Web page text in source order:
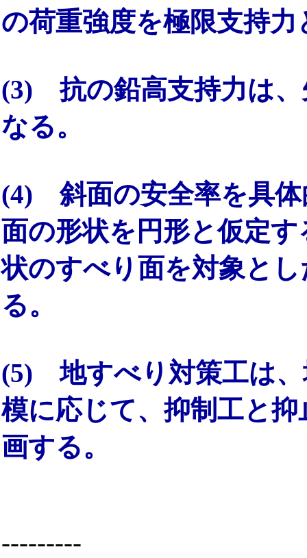
の荷重強度を極限支持力
(3) 抗の鉛高支持力は、
なる。
(4) 斜面の安全率を具体
面の形状を円形と仮定
状のすべり面を対象と
る。
(5) 地すべり対策工は、
模に応じて、抑制工と
画する。
---------